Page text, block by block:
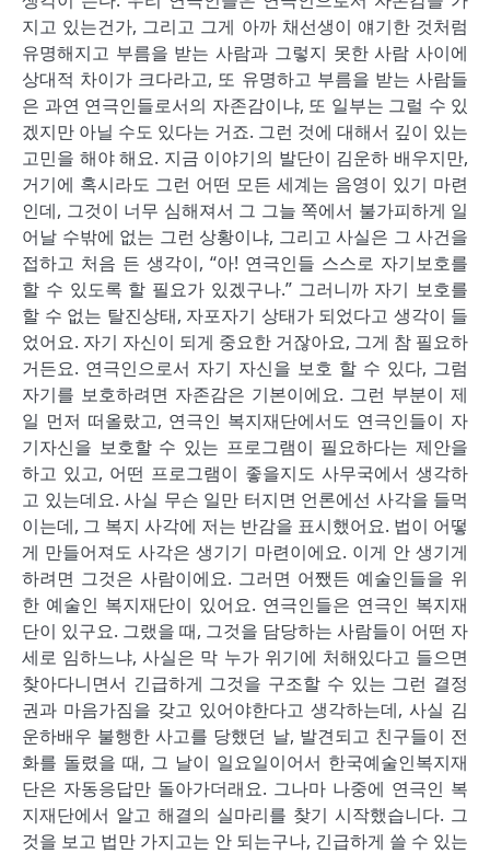
지고 있는건가, 그리고 그게 아까 채선생이 얘기한 것처럼
유명해지고 부름을 받는 사람과 그렇지 못한 사람 사이에
상대적 차이가 크다라고, 또 유명하고 부름을 받는 사람들
은 과연 연극인들로서의 자존감이냐, 또 일부는 그럴 수 있
겠지만 아닐 수도 있다는 거죠. 그런 것에 대해서 깊이 있는
고민을 해야 해요. 지금 이야기의 발단이 김운하 배우지만,
거기에 혹시라도 그런 어떤 모든 세계는 음영이 있기 마련
인데, 그것이 너무 심해져서 그 그늘 쪽에서 불가피하게 일
어날 수밖에 없는 그런 상황이냐, 그리고 사실은 그 사건을
접하고 처음 든 생각이, “아! 연극인들 스스로 자기보호를
할 수 있도록 할 필요가 있겠구나.” 그러니까 자기 보호를
할 수 없는 탈진상태, 자포자기 상태가 되었다고 생각이 들
었어요. 자기 자신이 되게 중요한 거잖아요, 그게 참 필요하
거든요. 연극인으로서 자기 자신을 보호 할 수 있다, 그럼
자기를 보호하려면 자존감은 기본이에요. 그런 부분이 제
일 먼저 떠올랐고, 연극인 복지재단에서도 연극인들이 자
기자신을 보호할 수 있는 프로그램이 필요하다는 제안을
하고 있고, 어떤 프로그램이 좋을지도 사무국에서 생각하
고 있는데요. 사실 무슨 일만 터지면 언론에선 사각을 들먹
이는데, 그 복지 사각에 저는 반감을 표시했어요. 법이 어떻
게 만들어져도 사각은 생기기 마련이에요. 이게 안 생기게
하려면 그것은 사람이에요. 그러면 어쨌든 예술인들을 위
한 예술인 복지재단이 있어요. 연극인들은 연극인 복지재
단이 있구요. 그랬을 때, 그것을 담당하는 사람들이 어떤 자
세로 임하느냐, 사실은 막 누가 위기에 처해있다고 들으면
찾아다니면서 긴급하게 그것을 구조할 수 있는 그런 결정
권과 마음가짐을 갖고 있어야한다고 생각하는데, 사실 김
운하배우 불행한 사고를 당했던 날, 발견되고 친구들이 전
화를 돌렸을 때, 그 날이 일요일이어서 한국예술인복지재
단은 자동응답만 돌아가더래요. 그나마 나중에 연극인 복
지재단에서 알고 해결의 실마리를 찾기 시작했습니다. 그
것을 보고 법만 가지고는 안 되는구나, 긴급하게 쓸 수 있는